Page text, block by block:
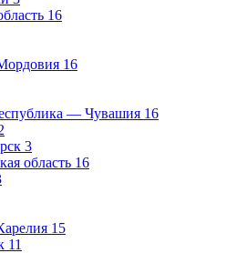
16
16
— Чувашия 16
3
область 16
15
11